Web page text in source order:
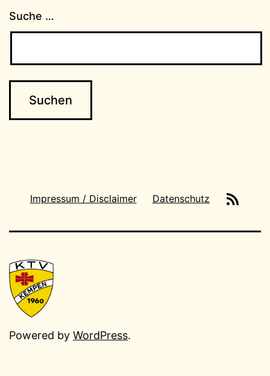
Suche …
Impressum / Disclaimer Datenschutz
Powered by WordPress.